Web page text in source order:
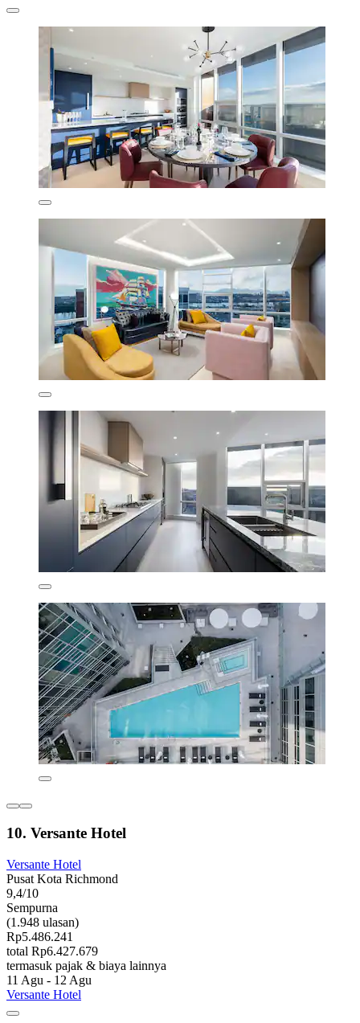
10. Versante Hotel
Versante Hotel
Pusat Kota Richmond
9,4/10
Sempurna
(1.948 ulasan)
Rp5.486.241
total Rp6.427.679
termasuk pajak & biaya lainnya
11 Agu - 12 Agu
Versante Hotel